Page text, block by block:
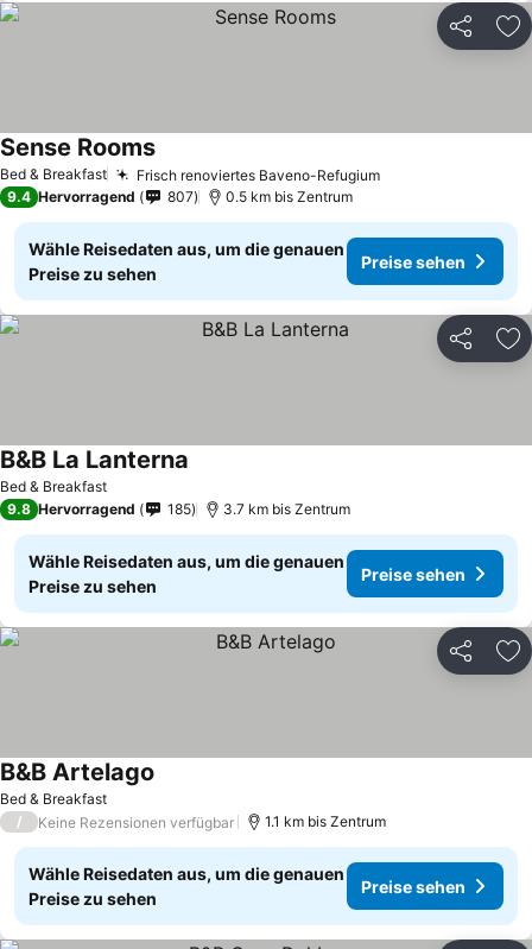
Teilen
Bed & Breakfast Frisch renoviertes Baveno-Refugium
Sense Rooms
9.4 Hervorragend 807 0.5 km bis Zentrum
Wähle Reisedaten aus, um die genauen
Preise zu sehen
Preise sehen
Teilen
Bed & Breakfast
B&B La Lanterna
9.8 Hervorragend 185 3.7 km bis Zentrum
Wähle Reisedaten aus, um die genauen
Preise zu sehen
Preise sehen
Teilen
Bed & Breakfast
B&B Artelago
/ Keine Rezensionen verfügbar 1.1 km bis Zentrum
Wähle Reisedaten aus, um die genauen
Preise zu sehen
Preise sehen